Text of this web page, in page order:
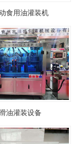
食用油灌装机
油灌装设备